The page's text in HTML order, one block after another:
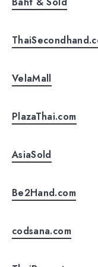
VelaMall
PlazaThai.com
AsiaSold
Be2Hand.com
codsana.com